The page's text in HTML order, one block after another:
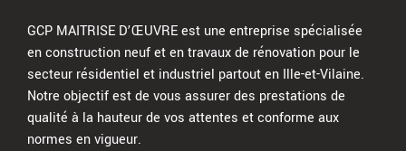
GCP MAITRISE D’ŒUVRE est une entreprise spécialisée
en construction neuf et en travaux de rénovation pour le
secteur résidentiel et industriel partout en Ille-et-Vilaine.
Notre objectif est de vous assurer des prestations de
qualité à la hauteur de vos attentes et conforme aux
normes en vigueur.